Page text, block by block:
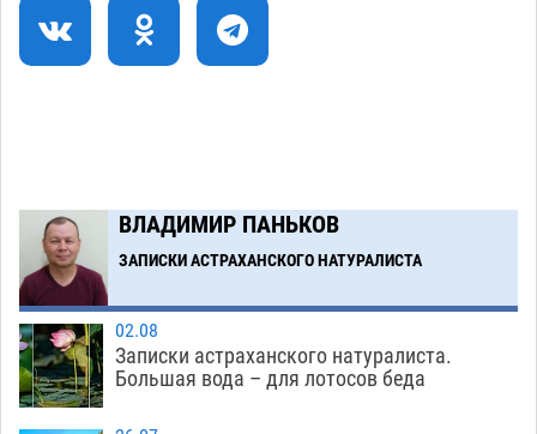
10:13 На астраханских полях начался сбор томатов
ВЛАДИМИР ПАНЬКОВ
ЗАПИСКИ АСТРАХАНСКОГО НАТУРАЛИСТА
02.08
Записки астраханского натуралиста.
Большая вода – для лотосов беда